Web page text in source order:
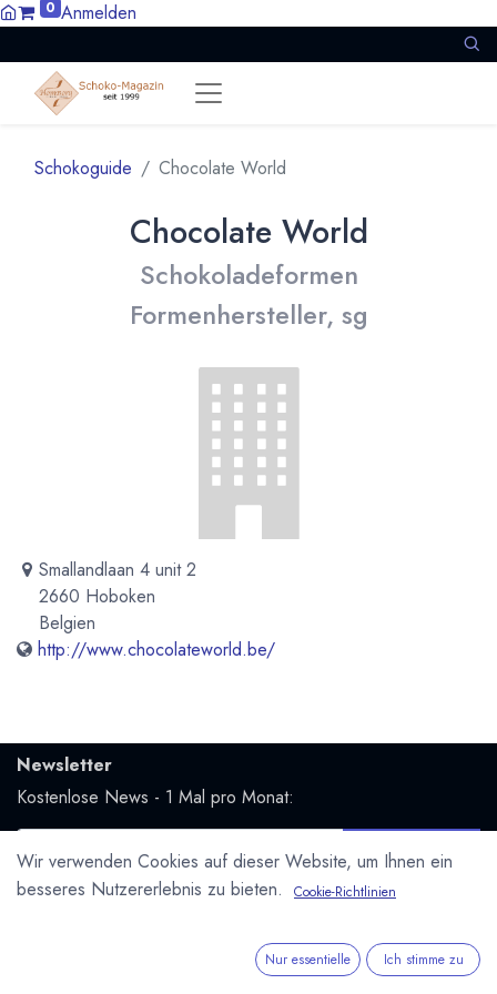
0 Anmelden
Schokoguide Chocolate World
Chocolate World
Schokoladeformen
Formenhersteller, sg
Smallandlaan 4 unit 2
2660 Hoboken
Belgien
http://www.chocolateworld.be/
Newsletter
Kostenlose News - 1 Mal pro Monat:
Abonnieren
Geschützt durch reCAPTCHA,Datenschutzerklärung&
Wir verwenden Cookies auf dieser Website, um Ihnen ein
besseres Nutzererlebnis zu bieten.
Cookie-Richtlinien
Nur essentielle Ich stimme zu